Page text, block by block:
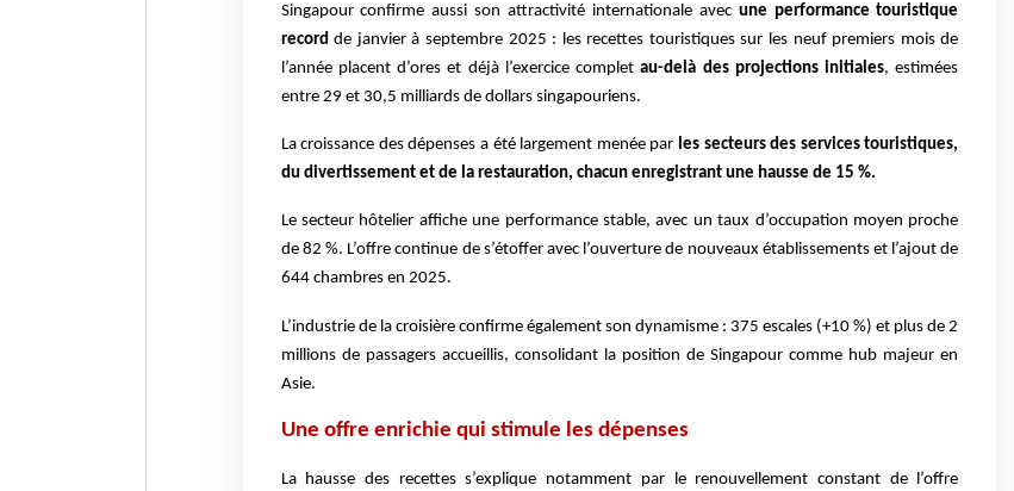
Singapour confirme aussi son attractivité internationale avec une performance touristique
record de janvier à septembre 2025 : les recettes touristiques sur les neuf premiers mois de
l’année placent d’ores et déjà l’exercice completau-delà des projections initiales, estimées
entre 29 et 30,5 milliards de dollars singapouriens.
La croissance des dépenses a été largement menée par les secteurs des services touristiques,
du divertissement et de la restauration, chacun enregistrant une hausse de 15 %.
Le secteur hôtelier affiche une performance stable, avec un taux d’occupation moyen proche
de 82 %. L’offre continue de s’étoffer avec l’ouverture de nouveaux établissements et l’ajout de
644 chambres en 2025.
L’industrie de la croisière confirme également son dynamisme : 375 escales (+10 %) et plus de 2
millions de passagers accueillis, consolidant la position de Singapour comme hub majeur en
Asie.
Une offre enrichie qui stimule les dépenses
La hausse des recettes s’explique notamment par le renouvellement constant de l’offre